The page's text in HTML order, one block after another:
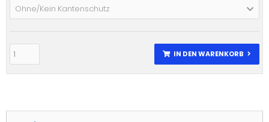
Ohne/Kein Kantenschutz
IN DEN WARENKORB